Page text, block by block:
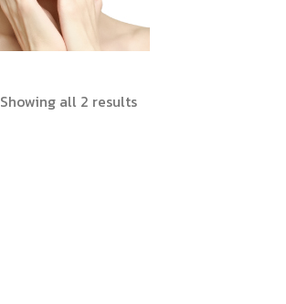
Showing all 2 resultsSorted